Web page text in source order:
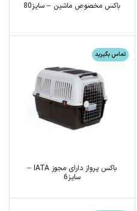
باکس مخصوص ماشین – سایز80
تماس بگیرید
باکس پرواز دارای مجوز IATA –
سایز6